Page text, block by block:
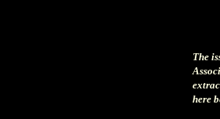
The
here